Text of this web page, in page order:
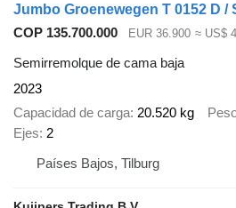
Jumbo Groenewegen T 0152 D /
COP 135.700.000
EUR 36.900 ≈ US$
Semirremolque de cama baja
2023
Capacidad de carga 20.520 kg
Ejes 2
Países Bajos, Tilburg